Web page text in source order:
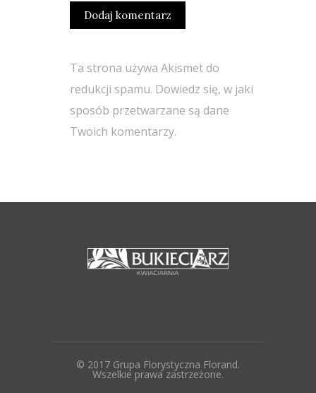
Ta strona używa Akismet do
redukcji spamu. Dowiedz się, w jaki
sposób przetwarzane są dane
Twoich komentarzy.
© 2017 Grupa Florystyczna Florand.
Wszelkie prawa zastrzeżone.